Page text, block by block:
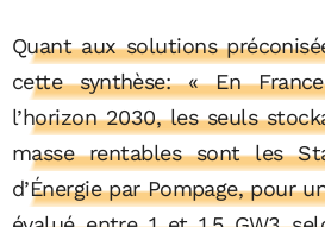
Quant aux solutions
cette synthèse: « En
l’horizon 2030, les seuls
masse rentables sont les
d’Énergie par Pompage, pour